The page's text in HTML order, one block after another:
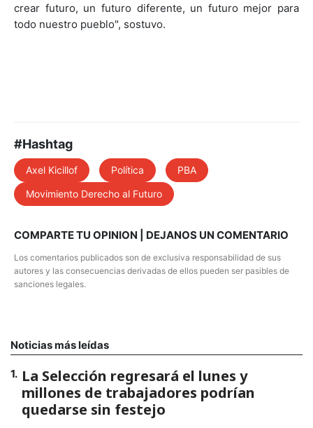
crear futuro, un futuro diferente, un futuro mejor para
todo nuestro pueblo", sostuvo.
#Hashtag
Axel Kicillof Política
PBA
Movimiento Derecho al Futuro
COMPARTE TU OPINION | DEJANOS UN COMENTARIO
Los comentarios publicados son de exclusiva responsabilidad de sus
autores y las consecuencias derivadas de ellos pueden ser pasibles de
sanciones legales.
Noticias más leídas
1. La Selección regresará el lunes y
millones de trabajadores podrían
quedarse sin festejo